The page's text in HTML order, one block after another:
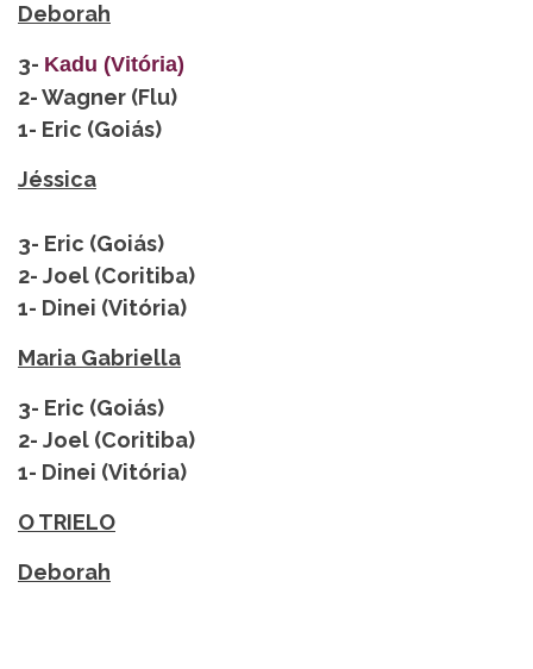
Deborah
3- Kadu (Vitória)
2- Wagner (Flu)
1- Eric (Goiás)
Jéssica
3- Eric (Goiás)
2- Joel (Coritiba)
1- Dinei (Vitória)
Maria Gabriella
3- Eric (Goiás)
2- Joel (Coritiba)
1- Dinei (Vitória)
O TRIELO
Deborah